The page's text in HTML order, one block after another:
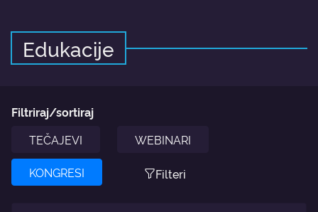
Edukacije
Filtriraj/sortiraj
TEČAJEVI
WEBINARI
KONGRESI Filteri